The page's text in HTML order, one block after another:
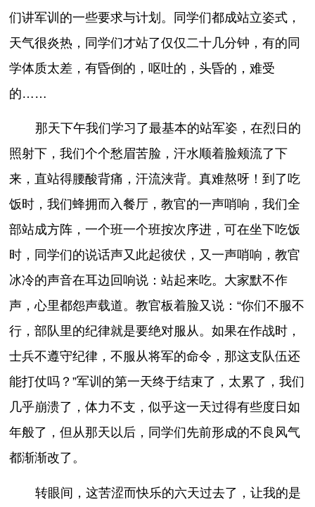
们讲军训的一些要求与计划。同学们都成站立姿式，
天气很炎热，同学们才站了仅仅二十几分钟，有的同
学体质太差，有昏倒的，呕吐的，头昏的，难受
的……
那天下午我们学习了最基本的站军姿，在烈日的
照射下，我们个个愁眉苦脸，汗水顺着脸颊流了下
来，直站得腰酸背痛，汗流浃背。真难熬呀！到了吃
饭时，我们蜂拥而入餐厅，教官的一声哨响，我们全
部站成方阵，一个班一个班按次序进，可在坐下吃饭
时，同学们的说话声又此起彼伏，又一声哨响，教官
冰冷的声音在耳边回响说：站起来吃。大家默不作
声，心里都怨声载道。教官板着脸又说：“你们不服不
行，部队里的纪律就是要绝对服从。如果在作战时，
士兵不遵守纪律，不服从将军的命令，那这支队伍还
能打仗吗？”军训的第一天终于结束了，太累了，我们
几乎崩溃了，体力不支，似乎这一天过得有些度日如
年般了，但从那天以后，同学们先前形成的不良风气
都渐渐改了。
转眼间，这苦涩而快乐的六天过去了，让我的是